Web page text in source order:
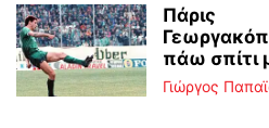
Πάρις
πάω σπίτι
Γιώργος